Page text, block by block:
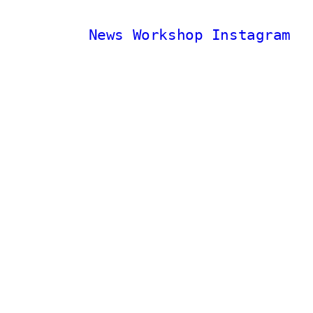
News Workshop Instagram